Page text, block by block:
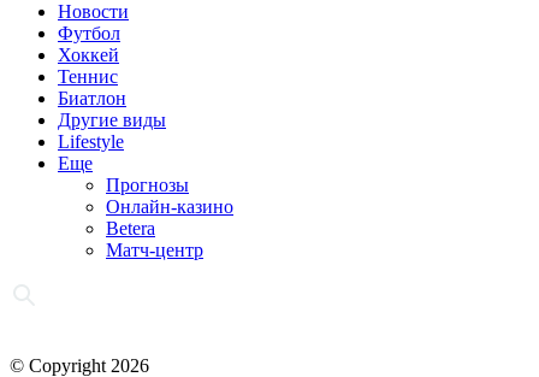
Новости
Футбол
Хоккей
Теннис
Биатлон
Другие виды
Lifestyle
Еще
Прогнозы
Онлайн-казино
Betera
Матч-центр
© Copyright 2026